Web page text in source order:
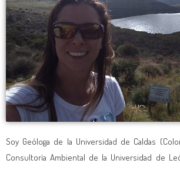
Soy Geóloga de la Universidad de Caldas
Consultoría Ambiental de la Universidad de